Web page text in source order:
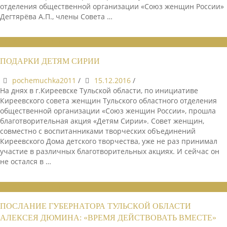
отделения общественной организации «Союз женщин России»
Дегтярёва А.П., члены Совета …
ПОДАРКИ ДЕТЯМ СИРИИ
pochemuchka2011 / 15.12.2016 /
На днях в г.Киреевске Тульской области, по инициативе
Киреевского совета женщин Тульского областного отделения
общественной организации «Союз женщин России», прошла
благотворительная акция «Детям Сирии». Совет женщин,
совместно с воспитанниками творческих объединений
Киреевского Дома детского творчества, уже не раз принимал
участие в различных благотворительных акциях. И сейчас он
не остался в …
ПОСЛАНИЕ ГУБЕРНАТОРА ТУЛЬСКОЙ ОБЛАСТИ
АЛЕКСЕЯ ДЮМИНА: «ВРЕМЯ ДЕЙСТВОВАТЬ ВМЕСТЕ»